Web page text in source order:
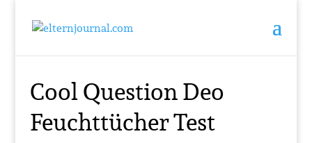
Cool Question Deo
Feuchttücher Test